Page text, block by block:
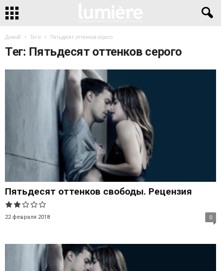
Домой Теги Пятьдесят оттенков серого
Тег: Пятьдесят оттенков серого
Пятьдесят оттенков свободы. Рецензия
22 февраля 2018 0